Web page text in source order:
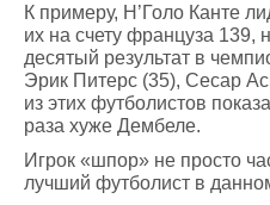
К примеру, Н’Голо Канте
их на счету француза 139,
десятый результат в
Эрик Питерс (35), Сесар
из этих футболистов
раза хуже Дембеле.
Игрок «шпор» не просто
лучший футболист в